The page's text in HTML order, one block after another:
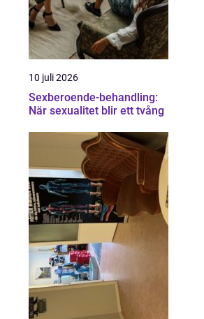
10 juli 2026
Sexberoende-behandling:
När sexualitet blir ett tvång